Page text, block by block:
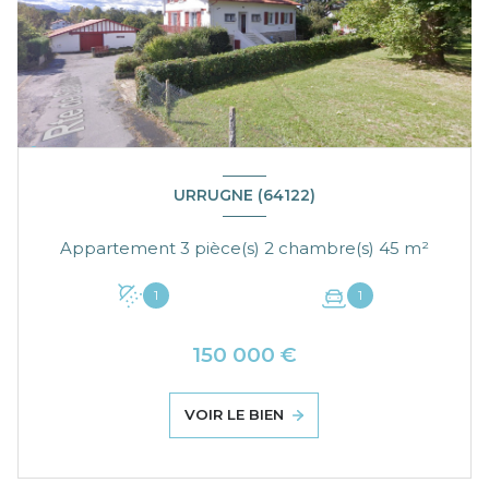
URRUGNE (64122)
Appartement 3 pièce(s) 2 chambre(s) 45 m²
1 1
150 000 €
VOIR LE BIEN